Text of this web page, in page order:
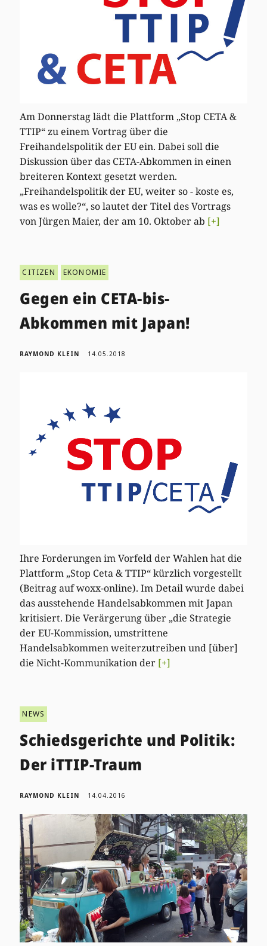
Am Donnerstag lädt die Plattform „Stop CETA &
TTIP“ zu einem Vortrag über die
Freihandelspolitik der EU ein. Dabei soll die
Diskussion über das CETA-Abkommen in einen
breiteren Kontext gesetzt werden.
„Freihandelspolitik der EU, weiter so - koste es,
was es wolle?“, so lautet der Titel des Vortrags
von Jürgen Maier, der am 10. Oktober ab [+]
CITIZEN EKONOMIE
Gegen ein CETA-bis-
Abkommen mit Japan!
RAYMOND KLEIN 14.05.2018
Ihre Forderungen im Vorfeld der Wahlen hat die
Plattform „Stop Ceta & TTIP“ kürzlich vorgestellt
(Beitrag auf woxx-online). Im Detail wurde dabei
das ausstehende Handelsabkommen mit Japan
kritisiert. Die Verärgerung über „die Strategie
der EU-Kommission, umstrittene
Handelsabkommen weiterzutreiben und [über]
die Nicht-Kommunikation der [+]
NEWS
Schiedsgerichte und Politik:
Der iTTIP-Traum
RAYMOND KLEIN 14.04.2016